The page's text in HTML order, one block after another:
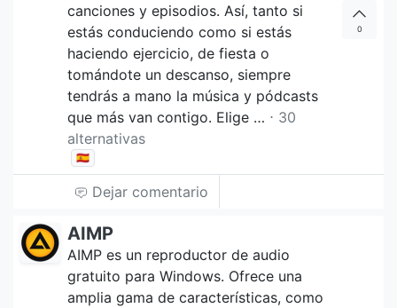
canciones y episodios. Así, tanto si
estás conduciendo como si estás
haciendo ejercicio, de fiesta o
tomándote un descanso, siempre
tendrás a mano la música y pódcasts
que más van contigo. Elige … ⋅ 30
alternativas
🇪🇸
0
Dejar comentario
AIMP
AIMP es un reproductor de audio
gratuito para Windows. Ofrece una
amplia gama de características, como